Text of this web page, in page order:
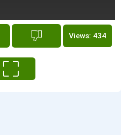
Views: 434